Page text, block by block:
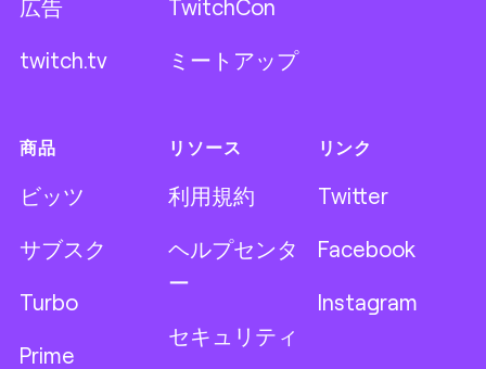
広告
twitch.tv
TwitchCon
ミートアップ
商品
ビッツ
サブスク
Turbo
Prime
リソース
利用規約
ヘルプセンタ
ー
セキュリティ
リンク
Twitter
Facebook
Instagram